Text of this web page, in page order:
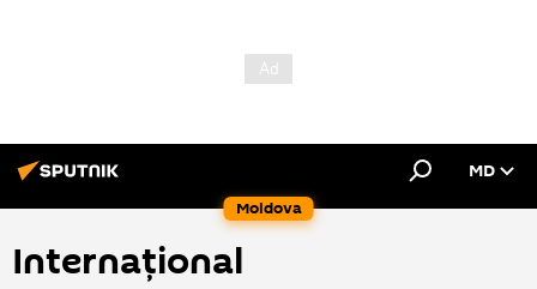
Moldova
MD
Internațional